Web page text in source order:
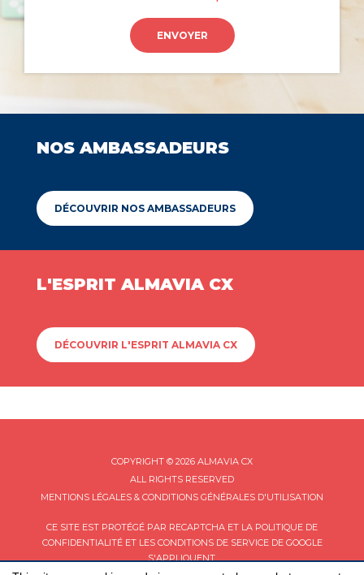
ENVOYER
NOS AMBASSADEURS
DÉCOUVRIR NOS AMBASSADEURS
L'ESPRIT ALMAVIA CX
DÉCOUVRIR L'ESPRIT ALMAVIA CX
COPYRIGHT © 2026 ALMAVIA CX
ALL RIGHTS RESERVED
MENTIONS LÉGALES & CONDITIONS GÉNÉRALES D'UTILISATION
CE SITE EST PROTÉGÉ PAR RECAPTCHA ET LA POLITIQUE DE
CONFIDENTIALITÉET LES CONDITIONS DE SERVICEDE GOOGLE
S'APPLIQUENT.